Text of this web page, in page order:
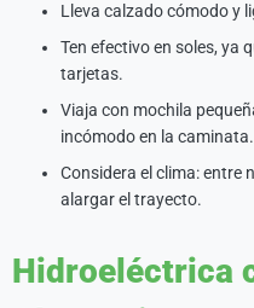
Lleva calzado cómodo y
Ten efectivo en soles, ya
tarjetas.
Viaja con mochila
incómodo en la caminata.
Considera el clima: entre
alargar el trayecto.
Hidroeléctrica